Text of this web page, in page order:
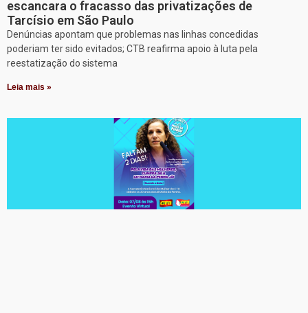
escancara o fracasso das privatizações de
Tarcísio em São Paulo
Denúncias apontam que problemas nas linhas concedidas
poderiam ter sido evitados; CTB reafirma apoio à luta pela
reestatização do sistema
Leia mais »